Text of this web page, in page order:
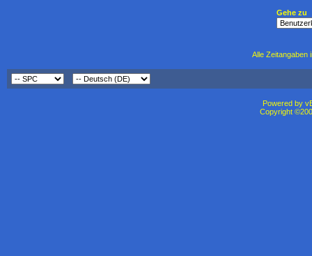
Gehe zu
Alle Zeitangaben
Powered by
Copyright